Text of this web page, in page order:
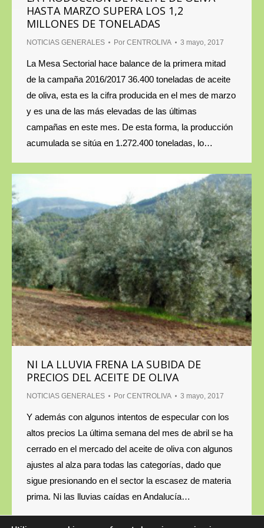
HASTA MARZO SUPERA LOS 1,2
MILLONES DE TONELADAS
NOTICIAS GENERALES Por CENTROLIVA 3 mayo, 2017
La Mesa Sectorial hace balance de la primera mitad
de la campaña 2016/2017 36.400 toneladas de aceite
de oliva, esta es la cifra producida en el mes de marzo
y es una de las más elevadas de las últimas
campañas en este mes. De esta forma, la producción
acumulada se sitúa en 1.272.400 toneladas, lo…
NI LA LLUVIA FRENA LA SUBIDA DE
PRECIOS DEL ACEITE DE OLIVA
NOTICIAS GENERALES Por CENTROLIVA 3 mayo, 2017
Y además con algunos intentos de especular con los
altos precios La última semana del mes de abril se ha
cerrado en el mercado del aceite de oliva con algunos
ajustes al alza para todas las categorías, dado que
sigue presionando en el sector la escasez de materia
prima. Ni las lluvias caídas en Andalucía…